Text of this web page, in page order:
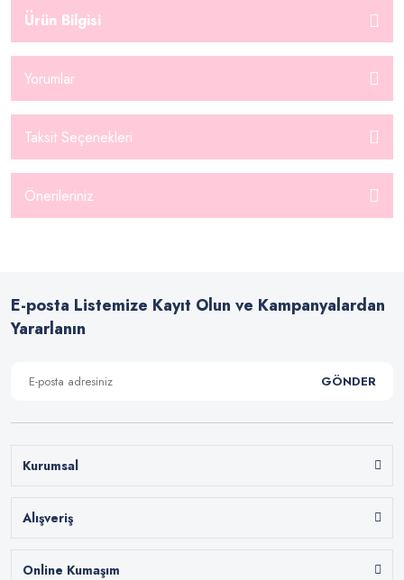
Ürün Bilgisi
Yorumlar
Taksit Seçenekleri
Önerileriniz
E-posta Listemize Kayıt Olun ve Kampanyalardan
Yararlanın
GÖNDER
Kurumsal
Alışveriş
Online Kumaşım